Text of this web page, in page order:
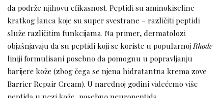
da podrže njihovu efikasnost. Peptidi su aminokiseline
kratkog lanca koje su super svestrane – različiti peptidi
služe različitim funkcijama. Na primer, dermatolozi
objašnjavaju da su peptidi koji se koriste u popularnoj Rhode
liniji formulisani posebno da pomognu u popravljanju
barijere kože (zbog čega se njena hidratantna krema zove
Barrier Repair Cream). U narednoj godini videćemo više